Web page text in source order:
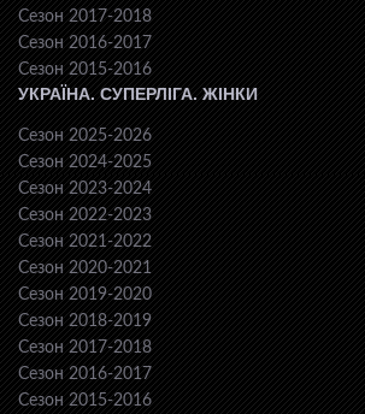
Сезон 2017-2018
Сезон 2016-2017
Сезон 2015-2016
УКРАЇНА. СУПЕРЛІГА. ЖІНКИ
Сезон 2025-2026
Сезон 2024-2025
Сезон 2023-2024
Сезон 2022-2023
Сезон 2021-2022
Сезон 2020-2021
Сезон 2019-2020
Сезон 2018-2019
Сезон 2017-2018
Сезон 2016-2017
Сезон 2015-2016